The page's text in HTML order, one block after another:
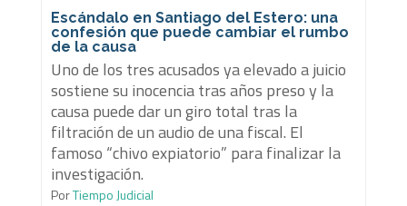
Escándalo en Santiago del Estero: una
confesión que puede cambiar el rumbo
de la causa
Uno de los tres acusados ya elevado a juicio
sostiene su inocencia tras años preso y la
causa puede dar un giro total tras la
filtración de un audio de una fiscal. El
famoso “chivo expiatorio” para finalizar la
investigación.
PorTiempo Judicial